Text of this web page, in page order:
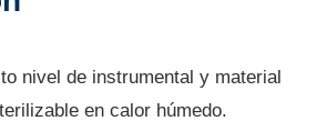
nivel de instrumental y material
en calor húmedo.